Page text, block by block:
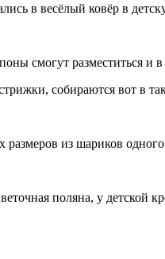
в весёлый ковёр в
смогут разместиться и в
собираются вот в
из шариков
поляна, у детской